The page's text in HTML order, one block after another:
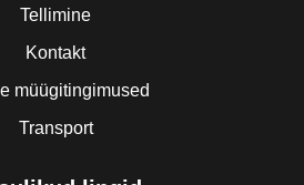
Tellimine
Kontakt
müügitingimused
Transport